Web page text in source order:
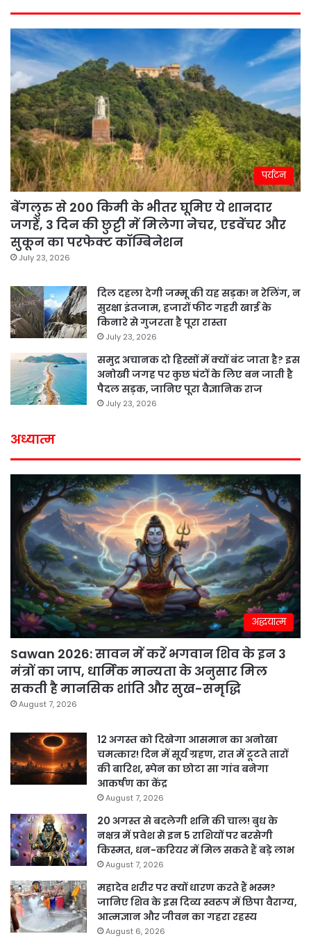
पर्यटन
बेंगलुरु से 200 किमी के भीतर घूमिए ये शानदार
जगहें, 3 दिन की छुट्टी में मिलेगा नेचर, एडवेंचर और
सुकून का परफेक्ट कॉम्बिनेशन
July 23, 2026
दिल दहला देगी जम्मू की यह सड़क! न रेलिंग, न
सुरक्षा इंतजाम, हजारों फीट गहरी खाई के
किनारे से गुजरता है पूरा रास्ता
July 23, 2026
समुद्र अचानक दो हिस्सों में क्यों बंट जाता है? इस
अनोखी जगह पर कुछ घंटों के लिए बन जाती है
पैदल सड़क, जानिए पूरा वैज्ञानिक राज
July 23, 2026
अध्यात्म
अद्धयात्म
Sawan 2026: सावन में करें भगवान शिव के इन 3
मंत्रों का जाप, धार्मिक मान्यता के अनुसार मिल
सकती है मानसिक शांति और सुख-समृद्धि
August 7, 2026
12 अगस्त को दिखेगा आसमान का अनोखा
चमत्कार! दिन में सूर्य ग्रहण, रात में टूटते तारों
की बारिश, स्पेन का छोटा सा गांव बनेगा
आकर्षण का केंद्र
August 7, 2026
20 अगस्त से बदलेगी शनि की चाल! बुध के
नक्षत्र में प्रवेश से इन 5 राशियों पर बरसेगी
किस्मत, धन-करियर में मिल सकते हैं बड़े लाभ
August 7, 2026
महादेव शरीर पर क्यों धारण करते हैं भस्म?
जानिए शिव के इस दिव्य स्वरूप में छिपा वैराग्य,
आत्मज्ञान और जीवन का गहरा रहस्य
August 6, 2026